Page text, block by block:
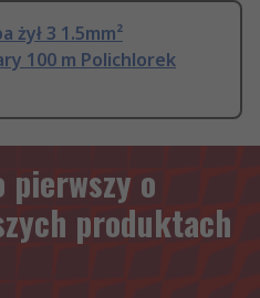
żył 3 1.5mm²
100 m Polichlorek
pierwszy o
produktach